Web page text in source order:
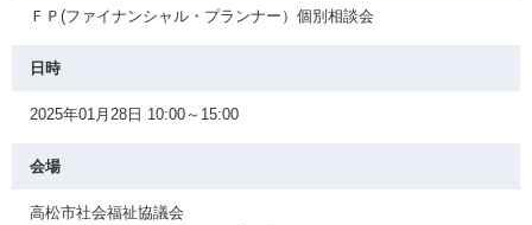
ＦＰ(ファイナンシャル・プランナー）個別相談会
日時
2025年01月28日 10:00～15:00
会場
高松市社会福祉協議会